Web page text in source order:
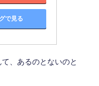
で見る
、あるのとないのと